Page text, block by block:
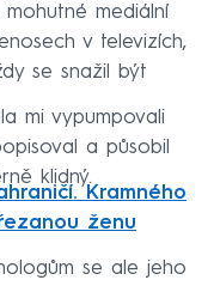
mediální
v televizích,
se snažil být
mi vypumpovali
a působil
klidný.
Kramného
ženu
se ale jeho